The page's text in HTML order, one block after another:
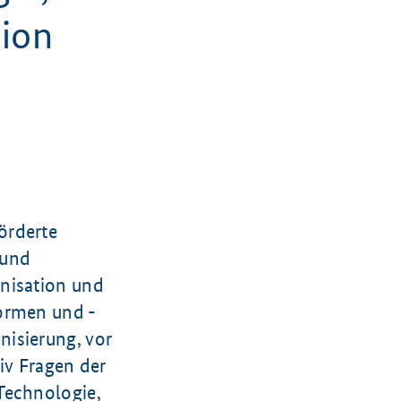
und
und -
vor
Fragen der